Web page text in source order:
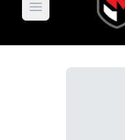
Open main menu